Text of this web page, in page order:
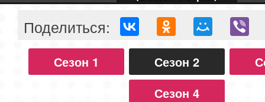
Поделиться:
Сезон 1 Сезон 2
Сезон 4